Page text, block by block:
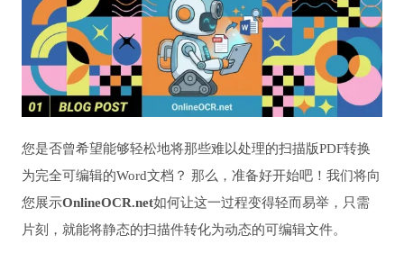
您是否曾希望能够轻松地将那些难以处理的扫描版PDF转换
为完全可编辑的Word文档？ 那么，准备好开始吧！我们将向
您展示OnlineOCR.net如何让这一过程变得轻而易举，只需
片刻，就能将静态的扫描件转化为动态的可编辑文件。